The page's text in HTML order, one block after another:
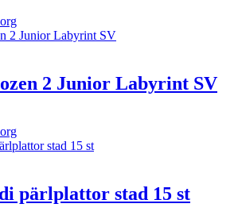
2 Junior Labyrint SV
pärlplattor stad 15 st